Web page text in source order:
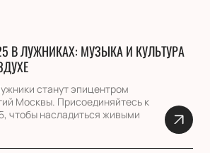
В ЛУЖНИКАХ: МУЗЫКА И КУЛЬТУРА
станут эпицентром
Москвы. Присоединяйтесь к
чтобы насладиться живыми